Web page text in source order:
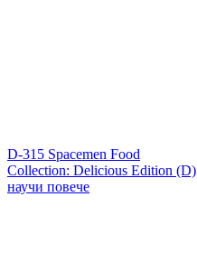
D-315 Spacemen Food
Collection: Delicious Edition (D)
научи повече